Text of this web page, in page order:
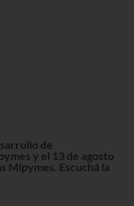
de
y el 13 de agosto
Mipymes. Escuchá la